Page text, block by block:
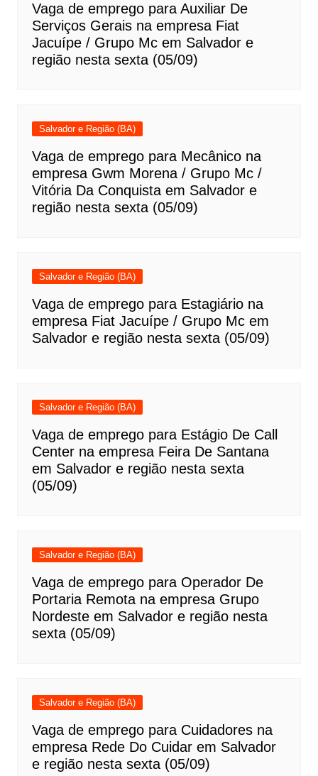
Vaga de emprego para Auxiliar De
Serviços Gerais na empresa Fiat
Jacuípe / Grupo Mc em Salvador e
região nesta sexta (05/09)
Salvador e Região (BA)
Vaga de emprego para Mecânico na
empresa Gwm Morena / Grupo Mc /
Vitória Da Conquista em Salvador e
região nesta sexta (05/09)
Salvador e Região (BA)
Vaga de emprego para Estagiário na
empresa Fiat Jacuípe / Grupo Mc em
Salvador e região nesta sexta (05/09)
Salvador e Região (BA)
Vaga de emprego para Estágio De Call
Center na empresa Feira De Santana
em Salvador e região nesta sexta
(05/09)
Salvador e Região (BA)
Vaga de emprego para Operador De
Portaria Remota na empresa Grupo
Nordeste em Salvador e região nesta
sexta (05/09)
Salvador e Região (BA)
Vaga de emprego para Cuidadores na
empresa Rede Do Cuidar em Salvador
e região nesta sexta (05/09)